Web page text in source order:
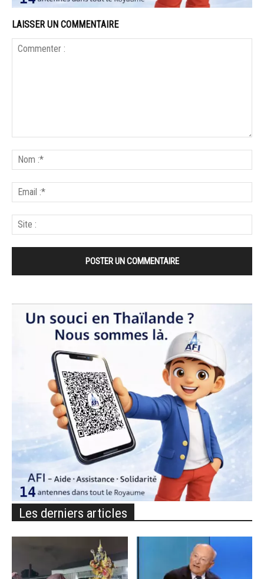
LAISSER UN COMMENTAIRE
Les derniers articles